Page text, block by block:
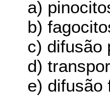
a)
b)
c) difusão
d)
e) difusão